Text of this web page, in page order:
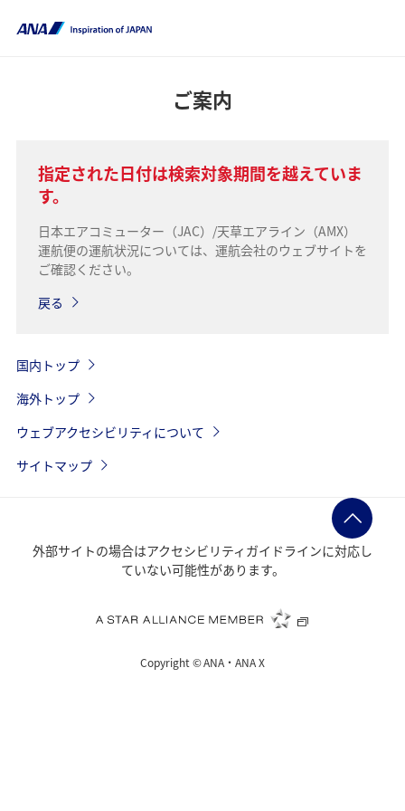
ご案内
指定された日付は検索対象期間を越えていま
す。
日本エアコミューター（JAC）/天草エアライン（AMX）
運航便の運航状況については、運航会社のウェブサイトを
ご確認ください。
戻る
国内トップ
海外トップ
ウェブアクセシビリティについて
サイトマップ
外部サイトの場合はアクセシビリティガイドラインに対応し
ていない可能性があります。
Copyright ©ANA・ANA X